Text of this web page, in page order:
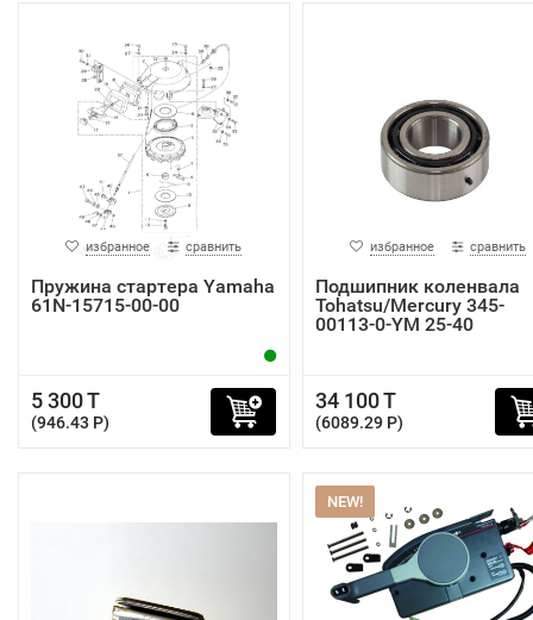
избранное сравнить
Пружина стартера Yamaha
61N-15715-00-00
5 300 T
(946.43 P)
избранное сравнить
Подшипник коленвала
Tohatsu/Mercury 345-
00113-0-YM 25-40
34 100 T
(6089.29 P)
NEW!